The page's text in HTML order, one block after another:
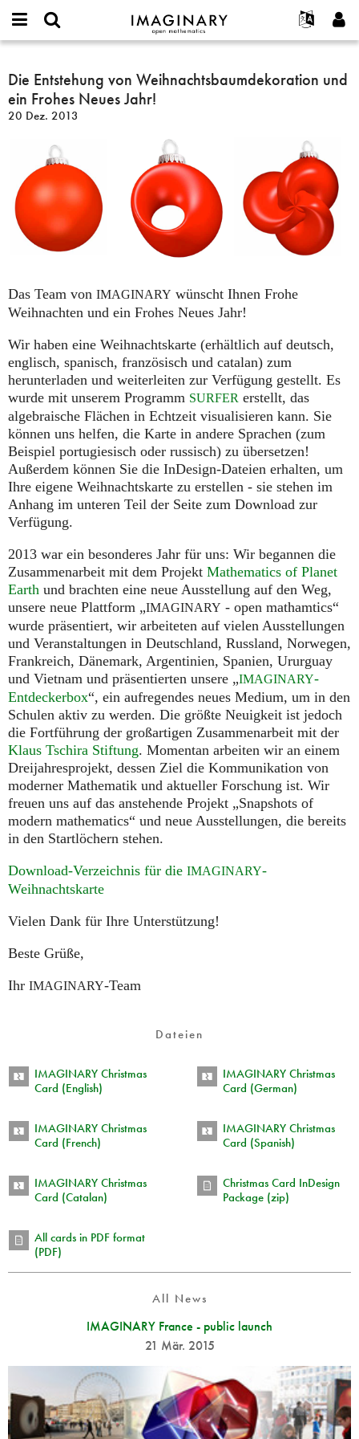
IMAGINARY
open
Français
Deutsch
Español
Türkçe
Programme
Galerien
Filme
Texte
Ausstellungen
Mehr...
Projekte
Mitmachen
or
username
*
Passwort
*
Neues Benutzerkonto erstellen
Neues Passwort anfordern
Suche
Die
Entstehung
von
Weihnachtsbaumdekoration
Frohes
Neues
Jahr!
Die Entstehung von Weihnachtsbaumdekoration und
ein Frohes Neues Jahr!
20 Dez. 2013
Das Team von IMAGINARY wünscht Ihnen Frohe
Weihnachten und ein Frohes Neues Jahr!
Wir haben eine Weihnachtskarte (erhältlich auf deutsch,
englisch, spanisch, französisch und catalan) zum
herunterladen und weiterleiten zur Verfügung gestellt. Es
wurde mit unserem Programm SURFER erstellt, das
algebraische Flächen in Echtzeit visualisieren kann. Sie
können uns helfen, die Karte in andere Sprachen (zum
Beispiel portugiesisch oder russisch) zu übersetzen!
Außerdem können Sie die InDesign-Dateien erhalten, um
Ihre eigene Weihnachtskarte zu erstellen - sie stehen im
Anhang im unteren Teil der Seite zum Download zur
Verfügung.
2013 war ein besonderes Jahr für uns: Wir begannen die
Zusammenarbeit mit dem Projekt Mathematics of Planet
Earth und brachten eine neue Ausstellung auf den Weg,
unsere neue Plattform „IMAGINARY - open mathamtics“
wurde präsentiert, wir arbeiteten auf vielen Ausstellungen
und Veranstaltungen in Deutschland, Russland, Norwegen,
Frankreich, Dänemark, Argentinien, Spanien, Ururguay
und Vietnam und präsentierten unsere „IMAGINARY-
Entdeckerbox“, ein aufregendes neues Medium, um in den
Schulen aktiv zu werden. Die größte Neuigkeit ist jedoch
die Fortführung der großartigen Zusammenarbeit mit der
Klaus Tschira Stiftung. Momentan arbeiten wir an einem
Dreijahresprojekt, dessen Ziel die Kommunikation von
moderner Mathematik und aktueller Forschung ist. Wir
freuen uns auf das anstehende Projekt „Snapshots of
modern mathematics“ und neue Ausstellungen, die bereits
in den Startlöchern stehen.
Download-Verzeichnis für die IMAGINARY-
Weihnachtskarte
Vielen Dank für Ihre Unterstützung!
Beste Grüße,
Ihr IMAGINARY-Team
Dateien
IMAGINARY Christmas
Card (English)
IMAGINARY Christmas
Card (German)
IMAGINARY Christmas
Card (French)
IMAGINARY Christmas
Card (Spanish)
IMAGINARY Christmas
Card (Catalan)
Christmas Card InDesign
Package (zip)
All cards in PDF format
(PDF)
All News
IMAGINARY France - public launch
21 Mär. 2015